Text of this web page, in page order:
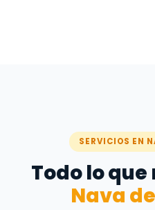
SERVICIOS EN
Todo lo
Nava